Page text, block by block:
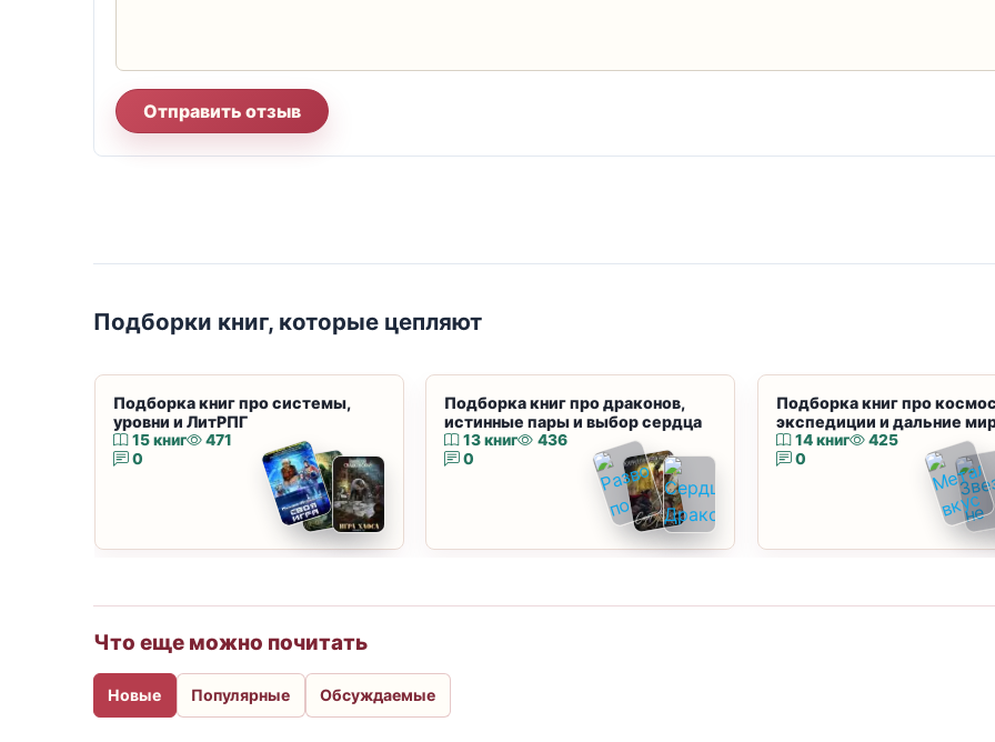
Отправить отзыв
Подборки книг, которые цепляют
Подборка книг про системы,
уровни и ЛитРПГ
15 книг
471
0
Подборка книг про драконов,
истинные пары и выбор сердца
13 книг
436
0
Подборка книг про
экспедиции и дальние
14 книг
425
0
Что еще можно почитать
Новые Популярные Обсуждаемые